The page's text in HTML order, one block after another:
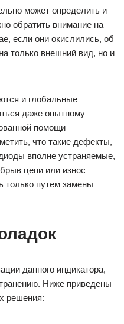
может определить и
обратить внимание на
если они окислились, об
только внешний вид, но и
и глобальные
даже опытному
помощи
что такие дефекты,
вполне устраняемые,
цепи или износ
только путем замены
данного индикатора,
Ниже приведены
решения: